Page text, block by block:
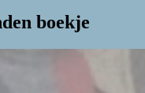
boekje